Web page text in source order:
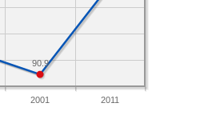
2001 2011
90.9